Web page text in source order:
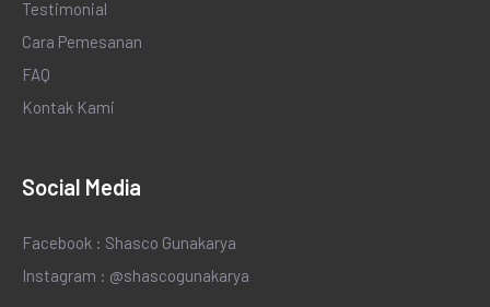
Testimonial
Cara Pemesanan
FAQ
Kontak Kami
Social Media
Facebook : Shasco Gunakarya
Instagram : @shascogunakarya